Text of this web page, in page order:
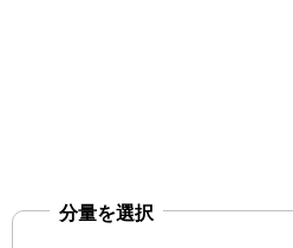
分量を選択